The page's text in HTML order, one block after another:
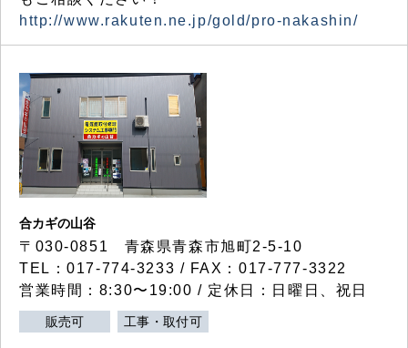
http://www.rakuten.ne.jp/gold/pro-nakashin/
合カギの山谷
〒030-0851 青森県青森市旭町2-5-10
TEL：017-774-3233 / FAX：017-777-3322
営業時間：8:30〜19:00 / 定休日：日曜日、祝日
販売可 工事・取付可